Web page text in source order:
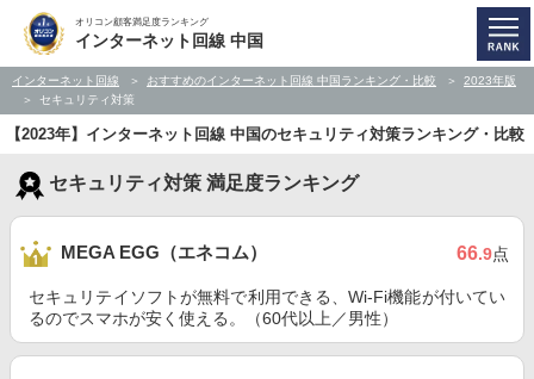
オリコン顧客満足度ランキング
インターネット回線 中国
インターネット回線 おすすめのインターネット回線 中国ランキング・比較
2023年版
セキュリティ対策
【2023年】インターネット回線 中国のセキュリティ対策ランキング・比較
セキュリティ対策 満足度ランキング
MEGA EGG（エネコム） 66.9点
セキュリテイソフトが無料で利用できる、Wi-Fi機能が付いてい
るのでスマホが安く使える。（60代以上／男性）